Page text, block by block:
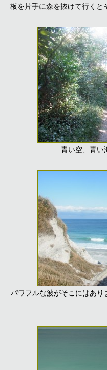
板を片手に森を抜けて行くと
青い空、青
パワフルな波がそこにはあ